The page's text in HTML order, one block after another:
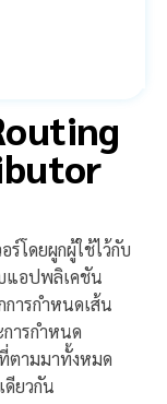
โดยผูกผู้ใช้ไว้กับ
แอปพลิเคชัน
การกำหนดเส้น
ารกำหนด
ตามมาทั้งหมด
ดียวกัน